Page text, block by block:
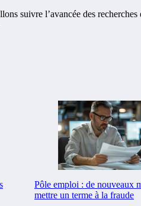
suivre l’avancée des
Pôle emploi : de nouveaux
mettre un terme à la fraude